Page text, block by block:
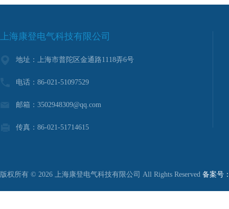
上海康登电气科技有限公司
地址：上海市普陀区金通路1118弄6号
电话：86-021-51097529
邮箱：3502948309@qq.com
传真：86-021-51714615
版权所有 © 2026 上海康登电气科技有限公司 All Rights Reserved 备案号